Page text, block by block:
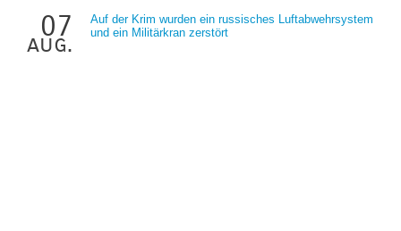
07
aug.
Auf der Krim wurden ein russisches Luftabwehrsystem
und ein Militärkran zerstört